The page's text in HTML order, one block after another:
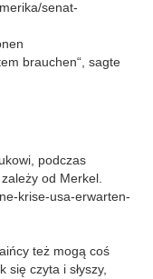
senat-
brauchen“, sagte
podczas
od Merkel.
krise-usa-erwarten-
też mogą coś
się czyta i słyszy,